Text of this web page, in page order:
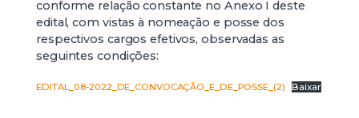
conforme relação constante no Anexo I deste
edital, com vistas à nomeação e posse dos
respectivos cargos efetivos, observadas as
seguintes condições:
EDITAL_08-2022_DE_CONVOCAÇÃO_E_DE_POSSE_(2) Baixar